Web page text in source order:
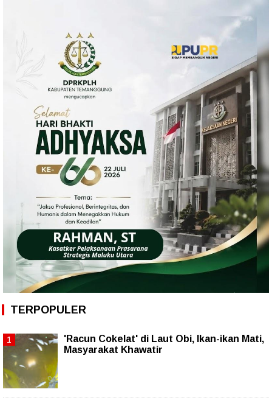
TERPOPULER
'Racun Cokelat' di Laut Obi, Ikan-ikan Mati,
Masyarakat Khawatir